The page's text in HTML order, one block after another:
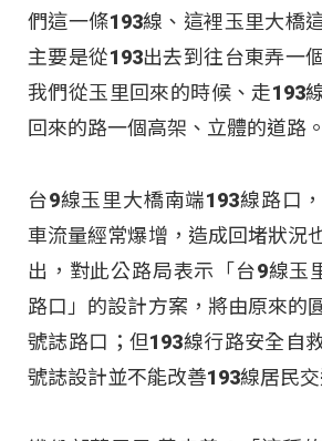
們這一條193線、這裡玉里大橋
主要是從193出去到往台東弄一
我們從玉里回來的時候、走193
回來的路一個高架、立體的道路。
台9線玉里大橋南端193線路口
車流量經常爆增，造成回堵狀況
出，對此公路局表示「台9線玉
路口」的設計方案，將由原來的
號誌路口；但193線行路安全自
號誌設計並不能改善193線居民交